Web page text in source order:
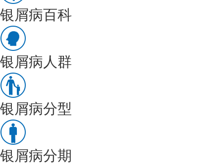
银屑病百科
银屑病人群
银屑病分型
银屑病分期